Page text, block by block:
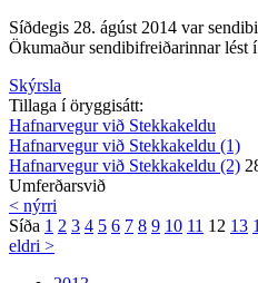
Síðdegis 28. ágúst 2014 var
Ökumaður sendibifreiðarinnar lést
Skýrsla
Tillaga í öryggisátt:
Hafnarvegur við Stekkakeldu
Hafnarvegur við Stekkakeldu (1)
Hafnarvegur við Stekkakeldu (2)
Umferðarsvið
< nýrri
Síða 1 2 3 4 5 6 7 8 9 10 11 12 13
eldri >